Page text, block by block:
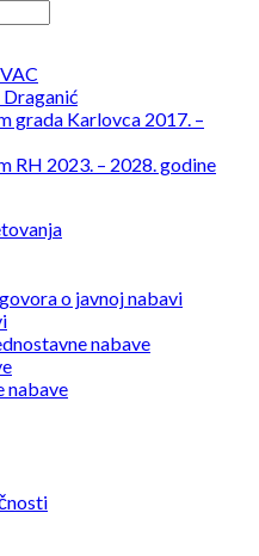
Draganić
grada Karlovca 2017. –
RH 2023. – 2028. godine
o javnoj nabavi
nabave
nabave